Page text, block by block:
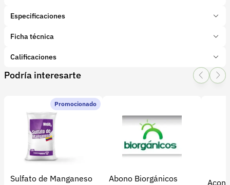
Especificaciones
Marca: Nitrofert
Tipo de producto:
Subcategoría:Simples
Ficha técnica
Ficha tecnica del producto KCl
BLANCO.pdf
Calificaciones
1 Star
2 Star
3 Star4 Star
0 calificaciones
5 Estrellas
Podría interesarte
Promocionado
Sulfato de Manganeso Abono Biorgánicos